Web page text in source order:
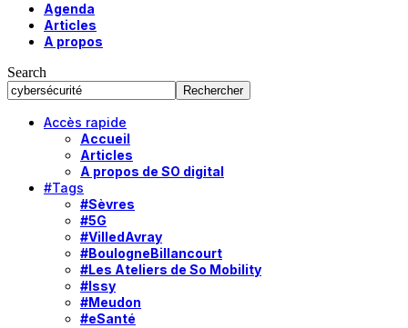
Agenda
Articles
A propos
Search
Accès rapide
Accueil
Articles
A propos de SO digital
#Tags
#Sèvres
#5G
#VilledAvray
#BoulogneBillancourt
#Les Ateliers de So Mobility
#Issy
#Meudon
#eSanté